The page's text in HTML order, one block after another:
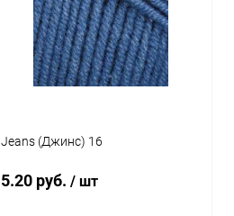
В избранное Под заказ
Jeans (Джинс) 16
5.20 руб./ шт